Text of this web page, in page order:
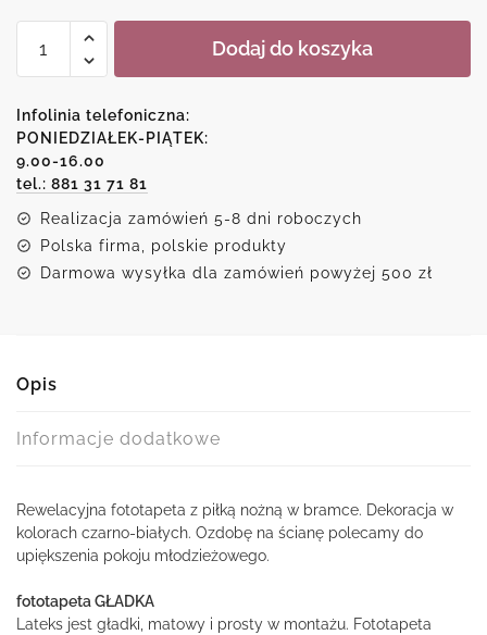
Fototapeta
w
siatce
Dodaj do koszyka
Infolinia telefoniczna:
PONIEDZIAŁEK-PIĄTEK:
9.00-16.00
tel.: 881 31 71 81
Realizacja zamówień 5-8 dni roboczych
Polska firma, polskie produkty
Darmowa wysyłka dla zamówień powyżej 500 zł
Opis
Informacje dodatkowe
Rewelacyjna fototapeta z piłką nożną w bramce. Dekoracja w
kolorach czarno-białych. Ozdobę na ścianę polecamy do
upiększenia pokoju młodzieżowego.
fototapeta GŁADKA
Lateks jest gładki, matowy i prosty w montażu. Fototapeta